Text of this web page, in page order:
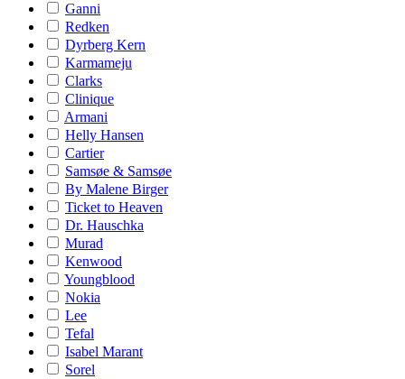
Ganni
Redken
Dyrberg Kern
Karmameju
Clarks
Clinique
Armani
Helly Hansen
Cartier
Samsøe & Samsøe
By Malene Birger
Ticket to Heaven
Dr. Hauschka
Murad
Kenwood
Youngblood
Nokia
Lee
Tefal
Isabel Marant
Sorel